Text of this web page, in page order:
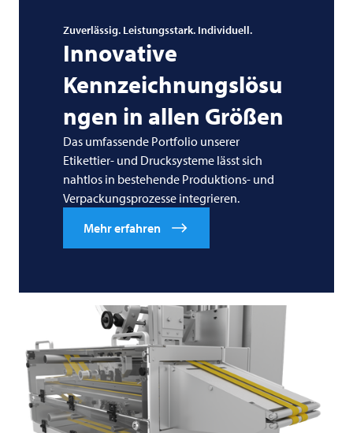
Zuverlässig. Leistungsstark. Individuell.
Innovative
Kennzeichnungslösu
ngen in allen Größen
Das umfassende Portfolio unserer
Etikettier- und Drucksysteme lässt sich
nahtlos in bestehende Produktions- und
Verpackungsprozesse integrieren.
Mehr erfahren